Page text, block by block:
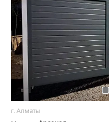
г. Алматы